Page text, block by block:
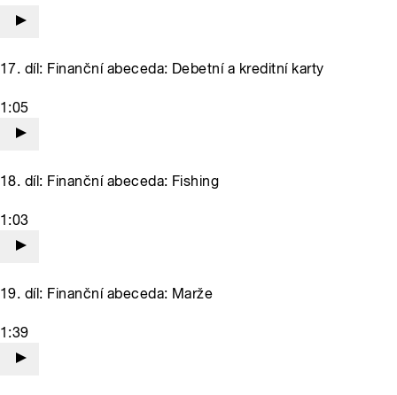
17. díl: Finanční abeceda: Debetní a kreditní karty
1:05
18. díl: Finanční abeceda: Fishing
1:03
19. díl: Finanční abeceda: Marže
1:39